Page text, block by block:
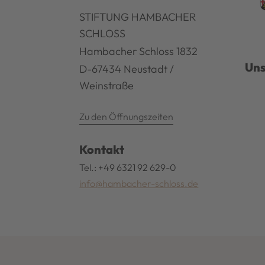
STIFTUNG HAMBACHER
SCHLOSS
Hambacher Schloss 1832
D-67434 Neustadt /
Weinstraße
Zu den Öffnungszeiten
Kontakt
Tel.: +49 6321 92 629-0
info@hambacher-schloss.de